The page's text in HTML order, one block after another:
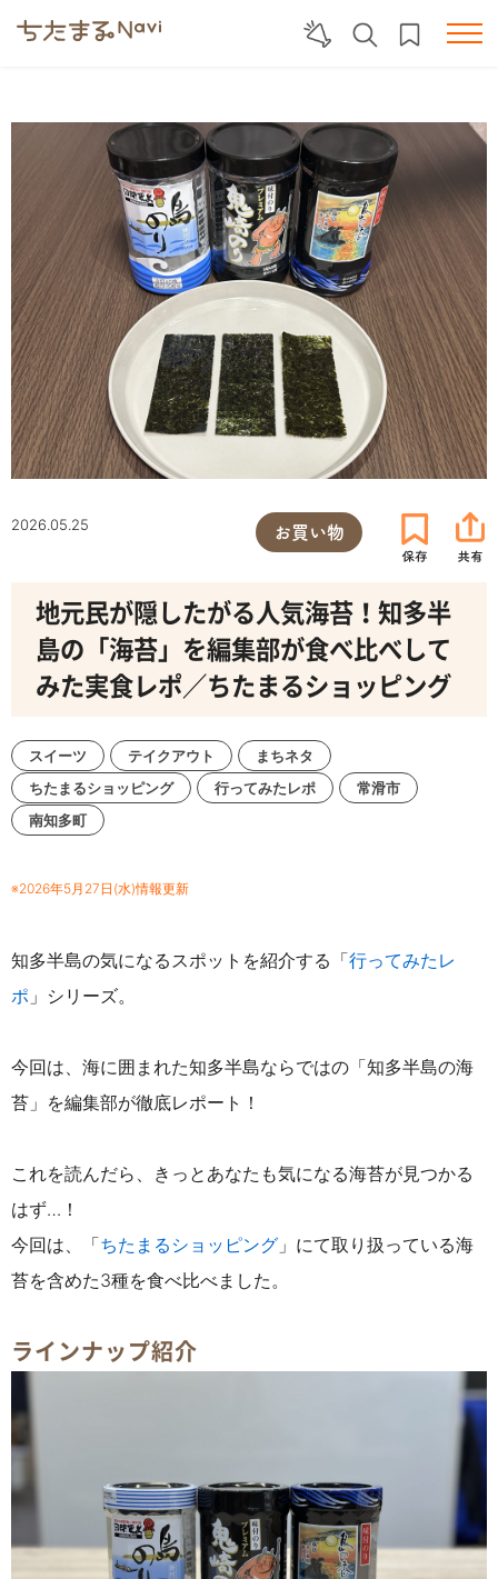
2026.05.25 お買い物
地元民が隠したがる人気海苔！知多半
島の「海苔」を編集部が食べ比べして
みた実食レポ／ちたまるショッピング
スイーツ テイクアウト
まちネタ
ちたまるショッピング
行ってみたレポ
常滑市
南知多町
※2026年5月27日(水)情報更新
知多半島の気になるスポットを紹介する「行ってみたレ
ポ 」シリーズ。
今回は、海に囲まれた知多半島ならではの「知多半島の海
苔」を編集部が徹底レポート！
これを読んだら、きっとあなたも気になる海苔が見つかる
はず…！
今回は、「ちたまるショッピング 」にて取り扱っている海
苔を含めた3種を食べ比べました。
ラインナップ紹介